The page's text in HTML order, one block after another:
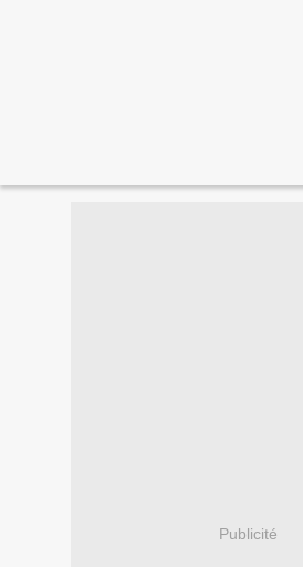
Publicité